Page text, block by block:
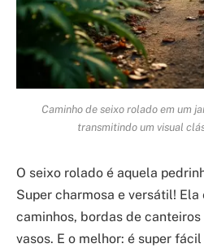
Caminho de seixo rolado em um
transmitindo um visual
O seixo rolado é aquela
Super charmosa e versátil! Ela
caminhos, bordas de
vasos. E o melhor: é super